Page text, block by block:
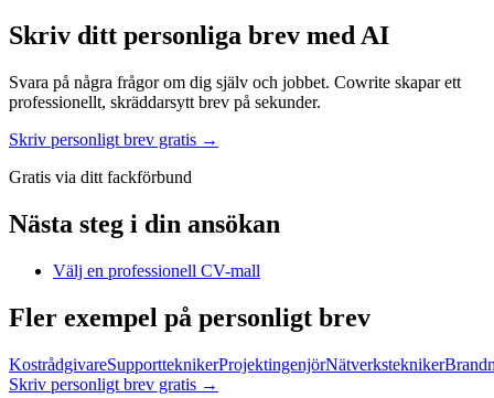
Skriv ditt personliga brev med AI
Svara på några frågor om dig själv och jobbet. Cowrite skapar ett
professionellt, skräddarsytt brev på sekunder.
Skriv personligt brev gratis →
Gratis via ditt fackförbund
Nästa steg i din ansökan
Välj en professionell CV-mall
Fler exempel på personligt brev
KostrådgivareSupportteknikerProjektingenjörNätverkstekniker
Skriv personligt brev gratis →